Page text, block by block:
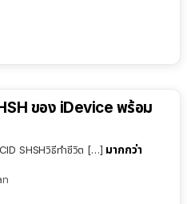
ของ iDevice พร้อม
SHSHวิธีทำชีวิต […] มากกว่า